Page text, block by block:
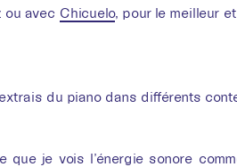
ou avec Chicuelo, pour le meilleur
du piano dans différents
que je vois l’énergie sonore